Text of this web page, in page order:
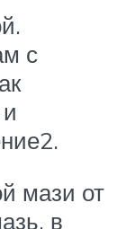
с
мази от
в